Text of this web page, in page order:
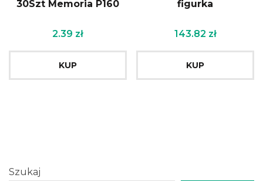
30Szt Memoria P160
2.39 zł
KUP
figurka
143.82 zł
KUP
Szukaj